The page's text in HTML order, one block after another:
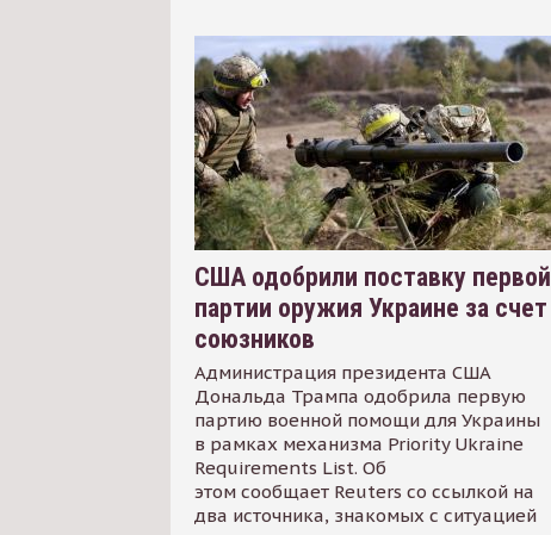
США одобрили поставку первой
партии оружия Украине за счет
союзников
Администрация президента США
Дональда Трампа одобрила первую
партию военной помощи для Украины
в рамках механизма Priority Ukraine
Requirements List. Об
этом сообщает Reuters со ссылкой на
два источника, знакомых с ситуацией